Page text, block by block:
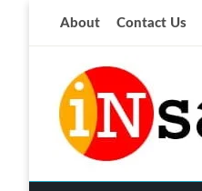
About Contact Us
आज की ताजा खबर